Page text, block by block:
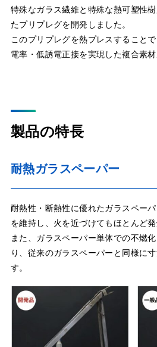
特殊なガラス繊維と特殊な熱可塑性
たプリプレグを開発しました。
このプリプレグを熱プレスすること
電率・低誘電正接を実現した複合素材
製品の特長
耐熱ガラスペーパー
耐熱性・断熱性に優れたガラスペー
を維持し、火を近づけてもほとんど発
また、ガラスペーパー単体での不燃
り、従来のガラスペーパーと同様に
す。